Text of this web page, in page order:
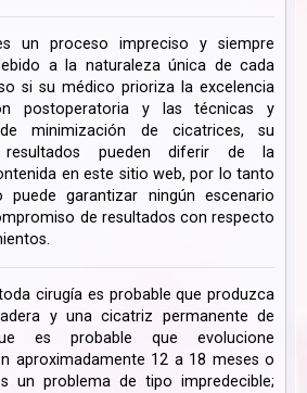
un proceso impreciso y siempre
a la naturaleza única de cada
si su médico prioriza la excelencia
postoperatoria y las técnicas y
minimización de cicatrices, su
pueden diferir de la
en este sitio web, por lo tanto
garantizar ningún escenario
de resultados con respecto
cirugía es probable que produzca
y una cicatriz permanente de
es probable que evolucione
aproximadamente 12 a 18 meses o
un problema de tipo impredecible;